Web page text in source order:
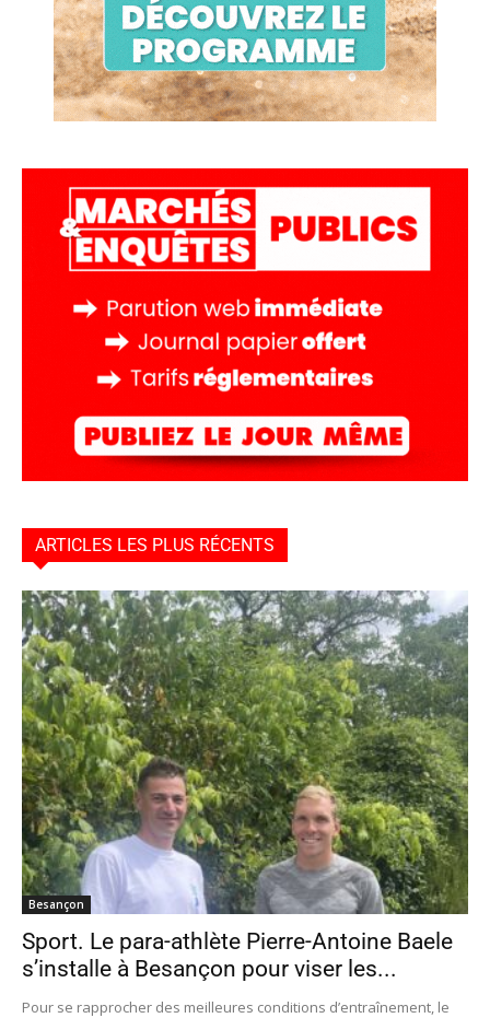
ARTICLES LES PLUS RÉCENTS
Besançon
Sport. Le para-athlète Pierre-Antoine Baele
s’installe à Besançon pour viser les...
Pour se rapprocher des meilleures conditions d’entraînement, le